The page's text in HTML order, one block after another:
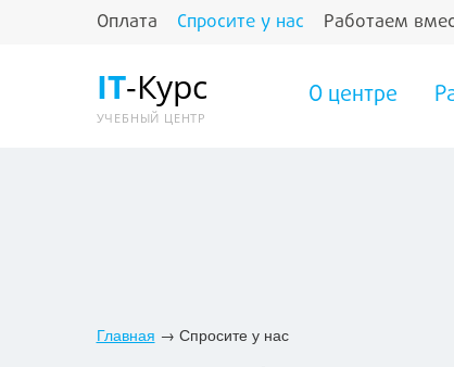
Оплата Спросите у нас Работаем
IT-Курс
УЧЕБНЫЙ ЦЕНТР
О центре
Главная → Спросите у нас